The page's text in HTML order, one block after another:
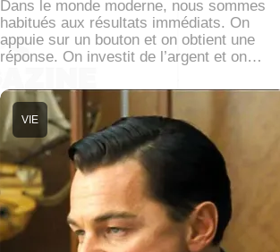
Dans le monde moderne, nous sommes
habitués aux résultats immédiats. On
appuie sur un bouton et on obtient une
réponse. On investit de l’argent et on…
VIE